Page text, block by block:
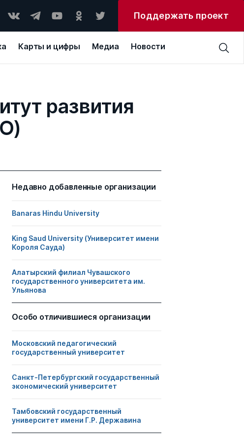
Поддержать проект
Карты и цифры Медиа Новости
развития
Недавно добавленные организации
Banaras Hindu University
King Saud University (Университет имени
Короля Сауда)
Алатырский филиал Чувашского
государственного университета им.
Ульянова
Особо отличившиеся организации
Московский педагогический
государственный университет
Санкт-Петербургский государственный
экономический университет
Тамбовский государственный
университет имени Г.Р. Державина